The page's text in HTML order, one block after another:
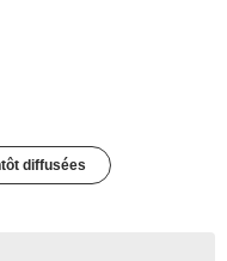
diffusées